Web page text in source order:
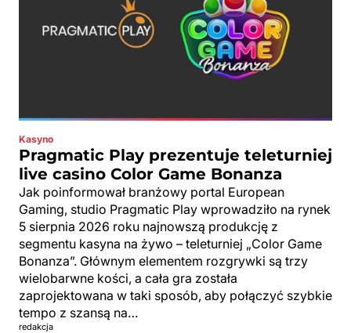
Kasyno
Pragmatic Play prezentuje teleturniej
live casino Color Game Bonanza
Jak poinformował branżowy portal European
Gaming, studio Pragmatic Play wprowadziło na rynek
5 sierpnia 2026 roku najnowszą produkcję z
segmentu kasyna na żywo – teleturniej „Color Game
Bonanza”. Głównym elementem rozgrywki są trzy
wielobarwne kości, a cała gra została
zaprojektowana w taki sposób, aby połączyć szybkie
tempo z szansą na…
redakcja